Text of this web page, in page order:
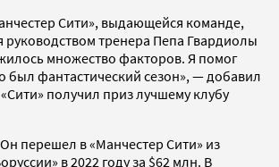
Сити», выдающейся команде,
тренера Пепа Гвардиолы
множество факторов. Я помог
был фантастический сезон», — добавил
получил приз лучшему клубу
перешел в «Манчестер Сити» из
в 2022 году за $62 млн. В